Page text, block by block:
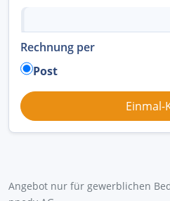
Rechnung per
Post
Angebot nur für gewerblichen